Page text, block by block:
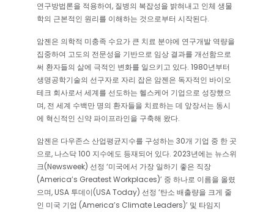
연구방법론을 적용하여, 질병의 복잡성을 밝혀내고 인체 생물
학의 근본적인 원리를 이해하는 것으로부터 시작된다.
암젠은 의학적 미충족 수요가 큰 치료 분야에 연구개발 역량을
집중하여 고도의 전문성을 기반으로 임상 결과를 개선함으로
써 환자들의 삶에 극적인 변화를 일으키고 있다. 1980년부터
생명공학기술의 선구자로 자리 잡은 암젠은 독자적인 바이오
테크 회사로서 세계를 선도하는 헬스케어 기업으로 성장했으
며, 전 세계 수백만 명의 환자들을 치료하는 데 앞장서는 동시
에 혁신적인 신약 파이프라인을 구축해 왔다.
암젠은 다우존스 산업평균지수를 구성하는 30개 기업 중 한 곳
으로, 나스닥 100 지수에도 등재되어 있다. 2023년에는 뉴스위
크(Newsweek) 선정 ‘미국에서 가장 일하기 좋은 직장
(America’s Greatest Workplaces)’ 중 하나로 이름을 올렸
으며, USA 투데이(USA Today) 선정 ‘탄소 배출량을 크게 줄
인 미국 기업 (America’s Climate Leaders)’ 및 타임지